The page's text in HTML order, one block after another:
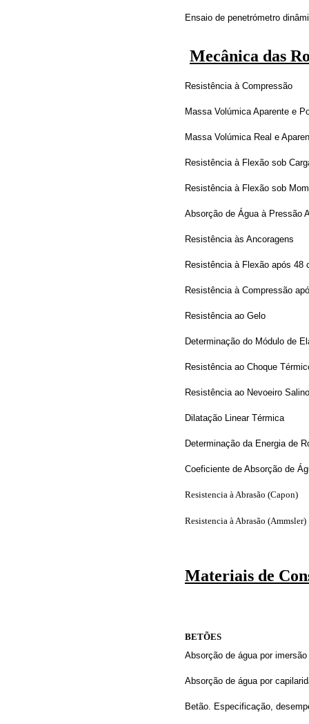
Ensaio de penetrómetro
Mecânica das
Resistência à Compressão
Massa Volúmica Aparente e
Massa Volúmica Real e
Resistência à Flexão sob
Resistência à Flexão sob
Absorção de Água à Pressão
Resistência às Ancoragens
Resistência à Flexão após 48
Resistência à Compressão
Resistência ao Gelo
Determinação do Módulo de
Resistência ao Choque
Resistência ao Nevoeiro Salino
Dilatação Linear Térmica
Determinação da Energia de
Coeficiente de Absorção de
Resistencia à Abrasão (Capon)
Resistencia à Abrasão (Ammsler)
Materiais de
BETÕES
Absorção de água por
Absorção de água por
Betão. Especificação,